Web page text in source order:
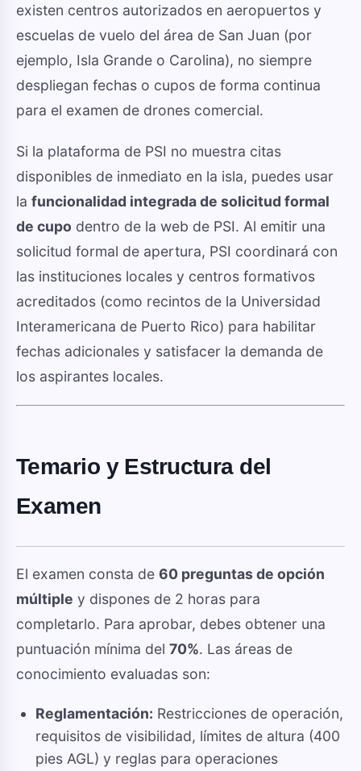
existen centros autorizados en aeropuertos y
escuelas de vuelo del área de San Juan (por
ejemplo, Isla Grande o Carolina), no siempre
despliegan fechas o cupos de forma continua
para el examen de drones comercial.
Si la plataforma de PSI no muestra citas
disponibles de inmediato en la isla, puedes usar
la funcionalidad integrada de solicitud formal
de cupo dentro de la web de PSI. Al emitir una
solicitud formal de apertura, PSI coordinará con
las instituciones locales y centros formativos
acreditados (como recintos de la Universidad
Interamericana de Puerto Rico) para habilitar
fechas adicionales y satisfacer la demanda de
los aspirantes locales.
Temario y Estructura del
Examen
El examen consta de 60 preguntas de opción
múltiple y dispones de 2 horas para
completarlo. Para aprobar, debes obtener una
puntuación mínima del 70%. Las áreas de
conocimiento evaluadas son:
Reglamentación: Restricciones de operación,
requisitos de visibilidad, límites de altura (400
pies AGL) y reglas para operaciones